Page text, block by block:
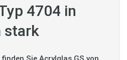
4704 in
stark